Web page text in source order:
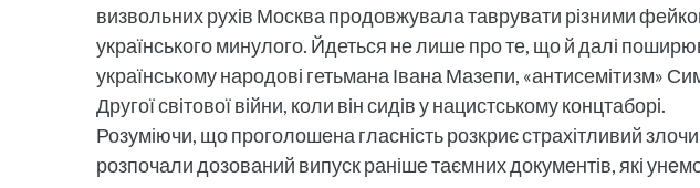
визвольних рухів Москва продовжувала таврувати різними
українського минулого. Йдеться не лише про те, що й далі
українському народові гетьмана Івана Мазепи, «антисемітизм»
Другої світової війни, коли він сидів у нацистському концтаборі.
Розуміючи, що проголошена гласність розкриє страхітливий
розпочали дозований випуск раніше таємних документів, які